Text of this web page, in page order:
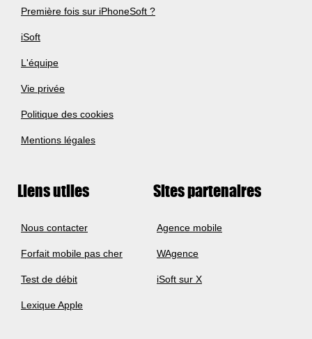
Première fois sur iPhoneSoft ?
iSoft
L'équipe
Vie privée
Politique des cookies
Mentions légales
Liens utiles
Nous contacter
Forfait mobile pas cher
Test de débit
Lexique Apple
Sites partenaires
Agence mobile
WAgence
iSoft sur X